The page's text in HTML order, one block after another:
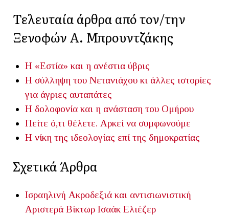
Τελευταία άρθρα από τον/την
Ξενοφών Α. Μπρουντζάκης
Η «Εστία» και η ανέστια ύβρις
Η σύλληψη του Νετανιάχου κι άλλες ιστορίες
για άγριες αυταπάτες
Η δολοφονία και η ανάσταση του Ομήρου
Πείτε ό,τι θέλετε. Αρκεί να συμφωνούμε
Η νίκη της ιδεολογίας επί της δημοκρατίας
Σχετικά Άρθρα
Ισραηλινή Ακροδεξιά και αντισιωνιστική
Αριστερά Βίκτωρ Ισαάκ Ελιέζερ